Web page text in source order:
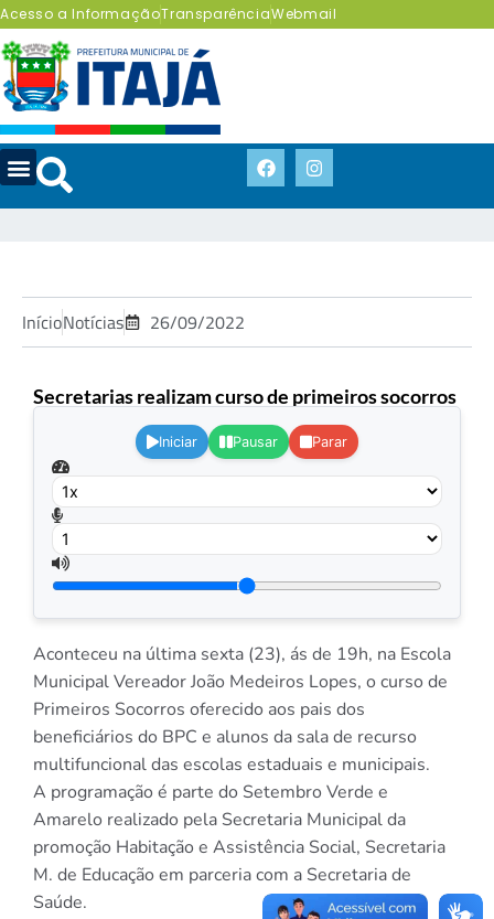
Acesso a InformaçãoTransparênciaWebmail
InícioNotícias 26/09/2022
Secretarias realizam curso de primeiros socorros
Iniciar Pausar Parar
Aconteceu na última sexta (23), ás de 19h, na Escola
Municipal Vereador João Medeiros Lopes, o curso de
Primeiros Socorros oferecido aos pais dos
beneficiários do BPC e alunos da sala de recurso
multifuncional das escolas estaduais e municipais.
A programação é parte do Setembro Verde e
Amarelo realizado pela Secretaria Municipal da
promoção Habitação e Assistência Social, Secretaria
M. de Educação em parceria com a Secretaria de
Saúde.